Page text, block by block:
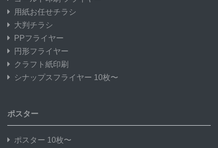
用紙お任せチラシ
大判チラシ
PPフライヤー
円形フライヤー
クラフト紙印刷
シナップスフライヤー 10枚〜
ポスター
ポスター 10枚〜